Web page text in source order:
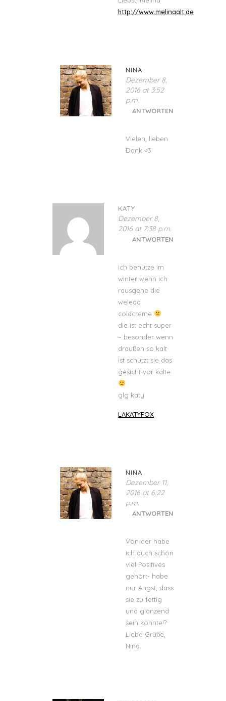
http://www.melinaalt.de
NINA
Dezember 8,
2016 at 3:52
p.m.
ANTWORTEN
Vielen, lieben
Dank <3
KATY
Dezember 8,
2016 at 7:38 p.m.
ANTWORTEN
ich benütze im
winter wenn ich
rausgehe die
weleda
coldcreme
die ist echt super
– besonder wenn
draußen so kalt
ist schützt sie das
gesicht vor kälte
glg katy
LAKATYFOX
NINA
Dezember 11,
2016 at 6:22
p.m.
ANTWORTEN
Von der habe
ich auch schon
viel Positives
gehört- habe
nur Angst, dass
sie zu fettig
und glänzend
sein könnte!?
Liebe Grüße,
Nina